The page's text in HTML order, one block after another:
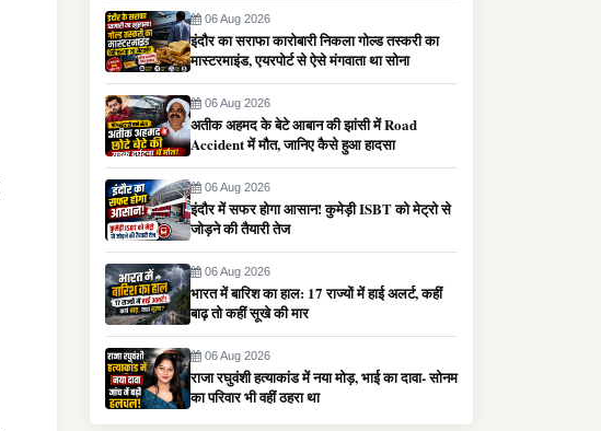
06 Aug 2026
इंदौर का सराफा कारोबारी निकला गोल्ड तस्करी का
मास्टरमाइंड, एयरपोर्ट से ऐसे मंगवाता था सोना
06 Aug 2026
अतीक अहमद के बेटे आबान की झांसी में Road
Accident में मौत, जानिए कैसे हुआ हादसा
06 Aug 2026
इंदौर में सफर होगा आसान! कुमेड़ी ISBT को मेट्रो से
जोड़ने की तैयारी तेज
06 Aug 2026
भारत में बारिश का हाल: 17 राज्यों में हाई अलर्ट, कहीं
बाढ़ तो कहीं सूखे की मार
06 Aug 2026
राजा रघुवंशी हत्याकांड में नया मोड़, भाई का दावा- सोनम
का परिवार भी वहीं ठहरा था